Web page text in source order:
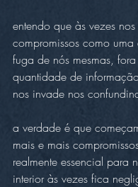
entendo que às vezes
compromissos como
fuga de nós mesmas, fora
quantidade de
nos invade nos
a verdade é que
mais e mais
realmente essencial para
interior às vezes fica